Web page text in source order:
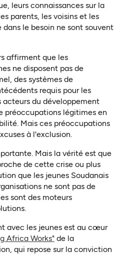
leurs connaissances sur la
parents, les voisins et les
dans le besoin ne sont souvent
affirment que les
ne disposent pas de
des systèmes de
requis pour les
acteurs du développement
préoccupations légitimes en
Mais ces préoccupations
à l'exclusion.
Mais la vérité est que
de cette crise ou plus
que les jeunes Soudanais
ne sont pas de
sont des moteurs
avec les jeunes est au cœur
Africa Works"de la
qui repose sur la conviction